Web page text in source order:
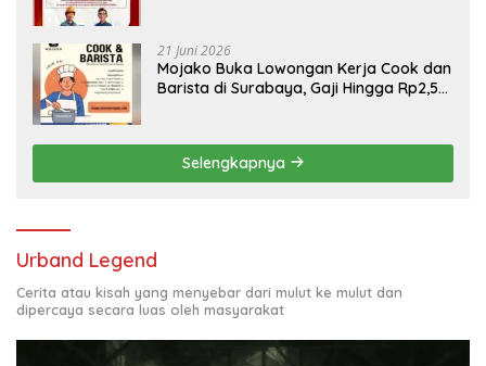
21 Juni 2026
Mojako Buka Lowongan Kerja Cook dan
Barista di Surabaya, Gaji Hingga Rp2,5
Selengkapnya
Urband Legend
Cerita atau kisah yang menyebar dari mulut ke mulut dan
dipercaya secara luas oleh masyarakat